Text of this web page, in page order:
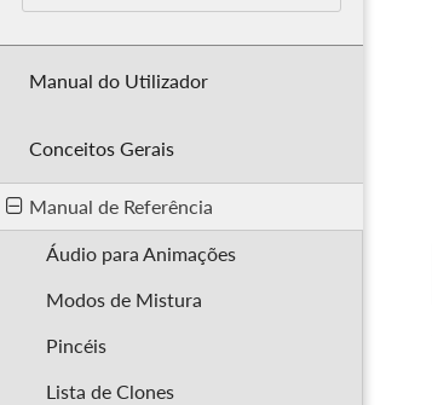
Manual do Utilizador
Conceitos Gerais
Manual de Referência
Áudio para Animações
Modos de Mistura
Pincéis
Lista de Clones